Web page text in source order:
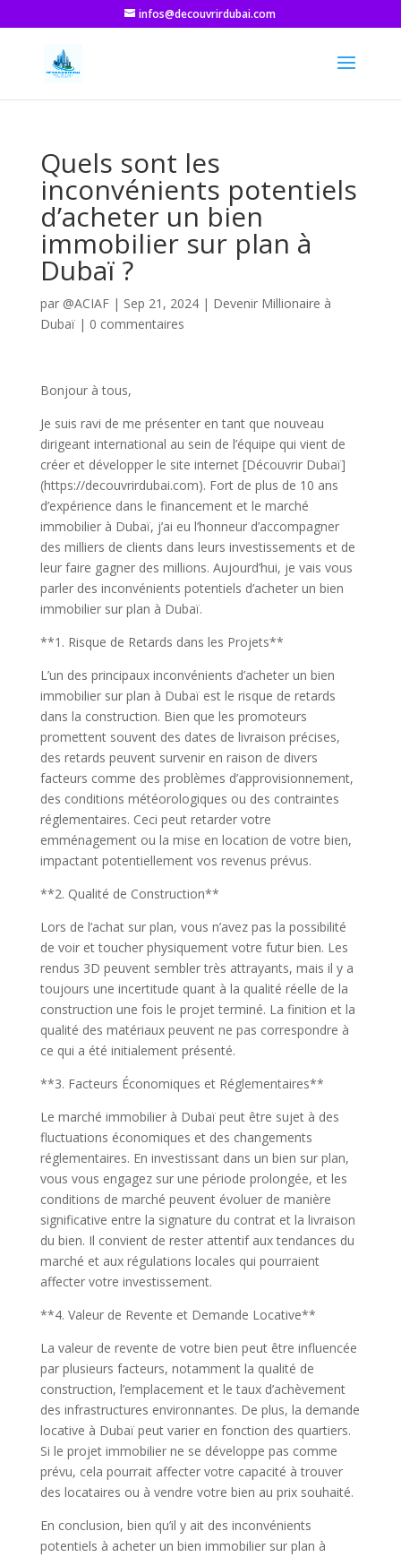
infos@decouvrirdubai.com
Quels sont les
inconvénients potentiels
d’acheter un bien
immobilier sur plan à
Dubaï ?
par @ACIAF| Sep 21, 2024| Devenir Millionaire à
Dubaï| 0 commentaires
Bonjour à tous,
Je suis ravi de me présenter en tant que nouveau
dirigeant international au sein de l’équipe qui vient de
créer et développer le site internet [Découvrir Dubaï]
(https://decouvrirdubai.com). Fort de plus de 10 ans
d’expérience dans le financement et le marché
immobilier à Dubaï, j’ai eu l’honneur d’accompagner
des milliers de clients dans leurs investissements et de
leur faire gagner des millions. Aujourd’hui, je vais vous
parler des inconvénients potentiels d’acheter un bien
immobilier sur plan à Dubaï.
**1. Risque de Retards dans les Projets**
L’un des principaux inconvénients d’acheter un bien
immobilier sur plan à Dubaï est le risque de retards
dans la construction. Bien que les promoteurs
promettent souvent des dates de livraison précises,
des retards peuvent survenir en raison de divers
facteurs comme des problèmes d’approvisionnement,
des conditions météorologiques ou des contraintes
réglementaires. Ceci peut retarder votre
emménagement ou la mise en location de votre bien,
impactant potentiellement vos revenus prévus.
**2. Qualité de Construction**
Lors de l’achat sur plan, vous n’avez pas la possibilité
de voir et toucher physiquement votre futur bien. Les
rendus 3D peuvent sembler très attrayants, mais il y a
toujours une incertitude quant à la qualité réelle de la
construction une fois le projet terminé. La finition et la
qualité des matériaux peuvent ne pas correspondre à
ce qui a été initialement présenté.
**3. Facteurs Économiques et Réglementaires**
Le marché immobilier à Dubaï peut être sujet à des
fluctuations économiques et des changements
réglementaires. En investissant dans un bien sur plan,
vous vous engagez sur une période prolongée, et les
conditions de marché peuvent évoluer de manière
significative entre la signature du contrat et la livraison
du bien. Il convient de rester attentif aux tendances du
marché et aux régulations locales qui pourraient
affecter votre investissement.
**4. Valeur de Revente et Demande Locative**
La valeur de revente de votre bien peut être influencée
par plusieurs facteurs, notamment la qualité de
construction, l’emplacement et le taux d’achèvement
des infrastructures environnantes. De plus, la demande
locative à Dubaï peut varier en fonction des quartiers.
Si le projet immobilier ne se développe pas comme
prévu, cela pourrait affecter votre capacité à trouver
des locataires ou à vendre votre bien au prix souhaité.
En conclusion, bien qu’il y ait des inconvénients
potentiels à acheter un bien immobilier sur plan à